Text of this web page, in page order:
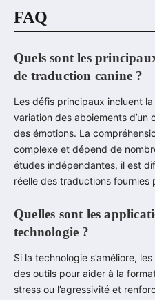
FAQ
Quels sont les
de traduction canine ?
Les défis principaux incluent
variation des aboiements d’un
des émotions. La
complexe et dépend de
études indépendantes, il est
réelle des traductions fournies
Quelles sont les
technologie ?
Si la technologie s’améliore,
des outils pour aider à la
stress ou l’agressivité et